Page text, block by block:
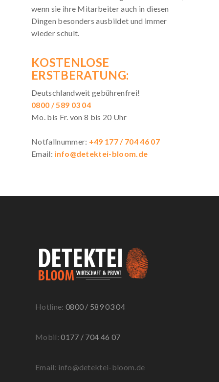
wenn sie ihre Mitarbeiter auch in diesen
Dingen besonders ausbildet und immer
wieder schult.
KOSTENLOSE
ERSTBERATUNG:
Deutschlandweit gebührenfrei!
0800 / 589 03 04
Mo. bis Fr. von 8 bis 20 Uhr
Notfallnummer: +49 177 / 704 46 07
Email: info@detektei-bloom.de
Hotline: 0800 / 589 03 04
Mobil:0177 / 704 46 07
Email: info@detektei-bloom.de